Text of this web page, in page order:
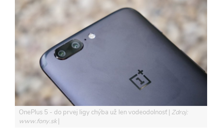
OnePlus 5 - do prvej ligy chýba už len vodeodolnosť Zdroj:
www.fony.sk